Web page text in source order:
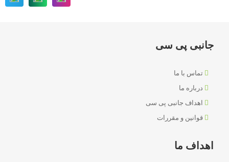
جانبی پی سی
تماس با ما
درباره ما
اهداف جانبی پی سی
قوانین و مقررات
اهداف ما